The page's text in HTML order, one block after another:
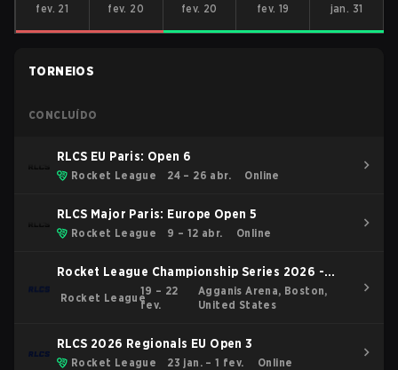
fev. 21
fev. 20
fev. 20
fev. 19
jan. 31
TORNEIOS
CONCLUÍDO
RLCS EU Paris: Open 6
Rocket League 24 – 26 abr. Online
RLCS Major Paris: Europe Open 5
Rocket League 9 – 12 abr. Online
Rocket League Championship Series 2026 -
Rocket League
19 – 22
fev.
Agganis Arena, Boston,
United States
RLCS 2026 Regionals EU Open 3
Rocket League 23 jan. – 1 fev. Online